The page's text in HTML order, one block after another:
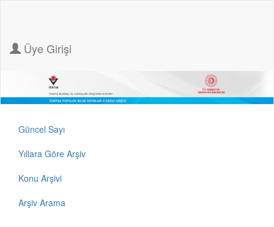
Üye Girişi
Güncel Sayı
Yıllara Göre Arşiv
Konu Arşivi
Arşiv Arama